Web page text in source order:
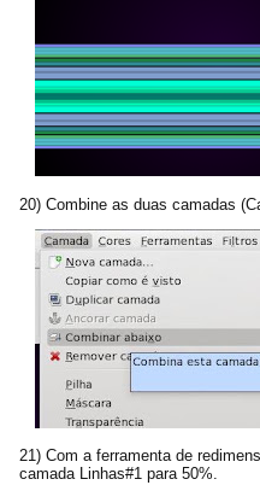
20) Combine as duas camadas
21) Com a ferramenta de
camada Linhas#1 para 50%.